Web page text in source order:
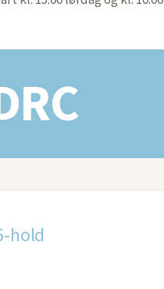
hold